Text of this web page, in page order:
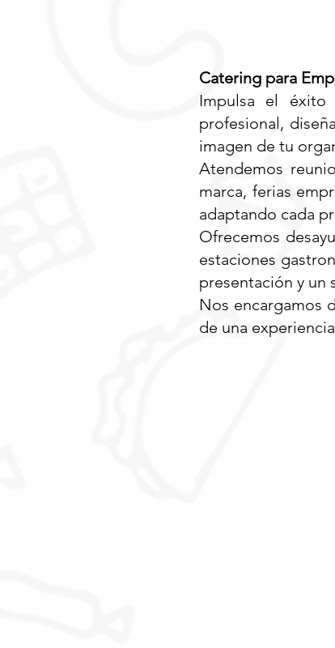
Catering para
Impulsa el
profesional,
imagen de tu
Atendemos
marca, ferias
adaptando cada
Ofrecemos
estaciones
presentación y un
Nos encargamos
de una